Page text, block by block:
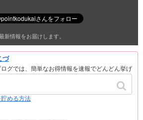
新情報をお届けします。
づ
ログでは、簡単なお得情報を速報でどんどん挙げ
。
グです。
める方法